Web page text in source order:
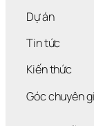
Dự án
Tin tức
Kiến thức
Góc chuyên